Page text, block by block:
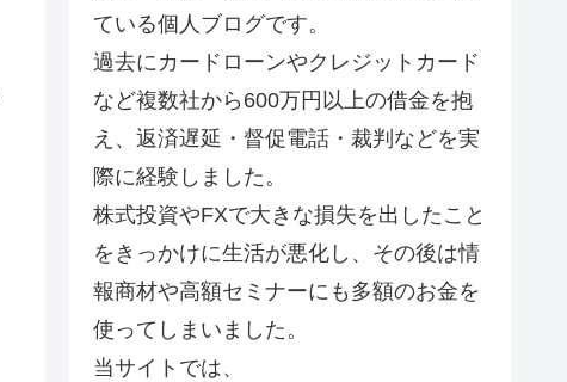
ている個人ブログです。
過去にカードローンやクレジットカード
など複数社から600万円以上の借金を抱
え、返済遅延・督促電話・裁判などを実
際に経験しました。
株式投資やFXで大きな損失を出したこと
をきっかけに生活が悪化し、その後は情
報商材や高額セミナーにも多額のお金を
使ってしまいました。
当サイトでは、